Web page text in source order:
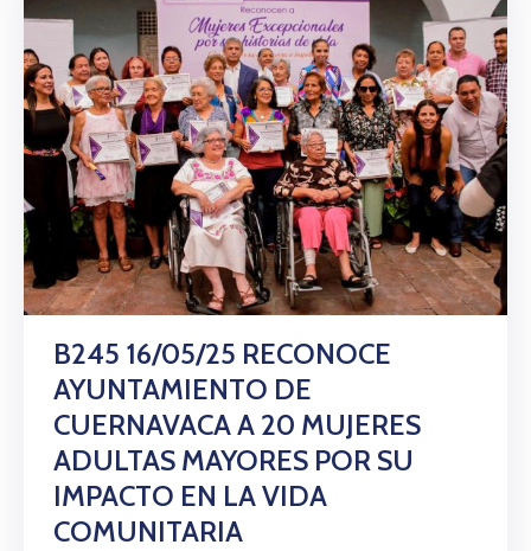
Trámites
y
Servicios
Licitaciones
Transparencia
Directorio
Citas
B245 16/05/25 RECONOCE
AYUNTAMIENTO DE
CUERNAVACA A 20 MUJERES
ADULTAS MAYORES POR SU
IMPACTO EN LA VIDA
COMUNITARIA